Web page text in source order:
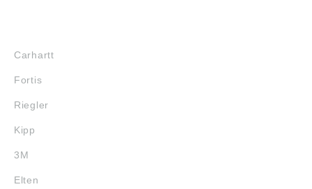
Carhartt
Fortis
Riegler
Kipp
3M
Elten